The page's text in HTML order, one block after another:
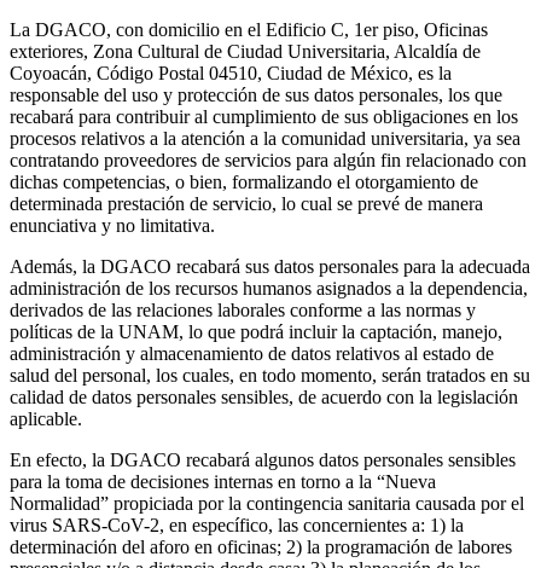
La DGACO, con domicilio en el Edificio C, 1er piso, Oficinas
exteriores, Zona Cultural de Ciudad Universitaria, Alcaldía de
Coyoacán, Código Postal 04510, Ciudad de México, es la
responsable del uso y protección de sus datos personales, los que
recabará para contribuir al cumplimiento de sus obligaciones en los
procesos relativos a la atención a la comunidad universitaria, ya sea
contratando proveedores de servicios para algún fin relacionado con
dichas competencias, o bien, formalizando el otorgamiento de
determinada prestación de servicio, lo cual se prevé de manera
enunciativa y no limitativa.
Además, la DGACO recabará sus datos personales para la adecuada
administración de los recursos humanos asignados a la dependencia,
derivados de las relaciones laborales conforme a las normas y
políticas de la UNAM, lo que podrá incluir la captación, manejo,
administración y almacenamiento de datos relativos al estado de
salud del personal, los cuales, en todo momento, serán tratados en su
calidad de datos personales sensibles, de acuerdo con la legislación
aplicable.
En efecto, la DGACO recabará algunos datos personales sensibles
para la toma de decisiones internas en torno a la “Nueva
Normalidad” propiciada por la contingencia sanitaria causada por el
virus SARS-CoV-2, en específico, las concernientes a: 1) la
determinación del aforo en oficinas; 2) la programación de labores